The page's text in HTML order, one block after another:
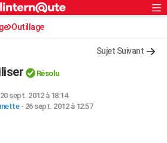
S'inscrire
Connexion
Outillage
Sujet Suivant
Résolu
sept. 2012 à 18:14
- 26 sept. 2012 à 12:57